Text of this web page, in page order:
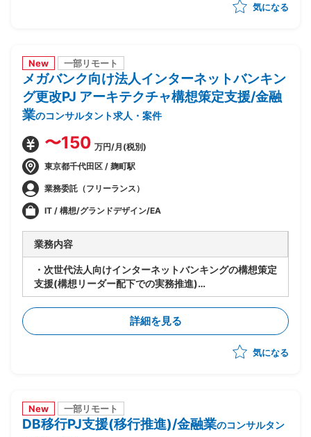
-製造/単体/結合/総合テスト(3パラレル進行)の全体ス気になる
New 一部リモート
メガバンク向け法人インターネットバンキン
グ更改PJ アーキテクチャ構想策定支援/金融
業のコンサルタント求人・案件
〜150 万円/月(税別)
東京都千代田区 / 麹町駅
業務委託（フリーランス）
IT / 構想/グランドデザイン/EA
業務内容
・次世代法人向けインターネットバンキングの構想策定
支援(構想リーダー配下での実務推進)
・外部環境(全銀仕様/競合他社/AI等技術動向)を踏まえ
たあるべき業務姿の検討
・上記を実現するTo-Beアーキテクチャの立案
・銀行企画部門に入り込み/調査/論点整理/構想書作成
詳細を見る
気になる
New 一部リモート
DB移行PJ支援(移行推進)/金融業のコンサルタン